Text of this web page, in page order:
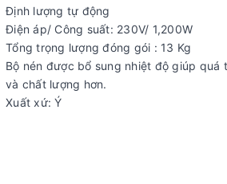
Định lượng tự động
Điện áp/ Công suất: 230V/ 1,200W
Tổng trọng lượng đóng gói : 13 Kg
Bộ nén được bổ sung nhiệt độ giúp quá
và chất lượng hơn.
Xuất xứ: Ý